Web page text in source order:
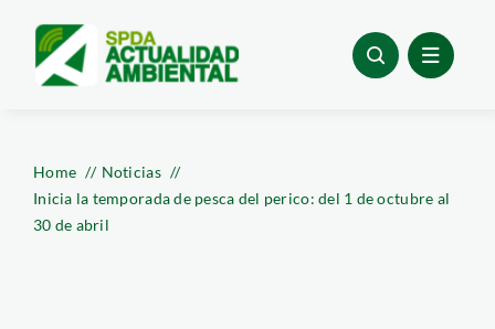
content
Home
Noticias
Inicia la temporada de pesca del perico: del 1 de octubre al
30 de abril